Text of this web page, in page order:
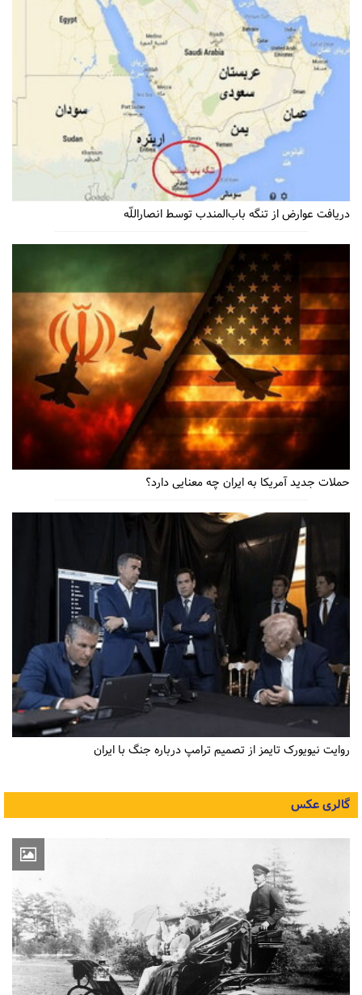
دریافت عوارض از تنگه باب‌المندب توسط انصاراللّه
حملات جدید آمریکا به ایران چه معنایی دارد؟
روایت نیویورک تایمز از تصمیم ترامپ درباره جنگ با ایران
گالری عکس